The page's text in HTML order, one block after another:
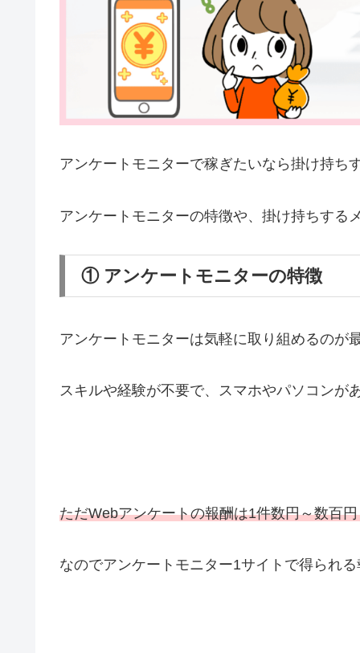
アンケートモニターで稼ぎたいなら掛け持ち
アンケートモニターの特徴や、掛け持ちする
① アンケートモニターの特徴
アンケートモニターは気軽に取り組めるのが
スキルや経験が不要で、スマホやパソコンが
ただWebアンケートの報酬は1件数円～数百
なのでアンケートモニター1サイトで得られ